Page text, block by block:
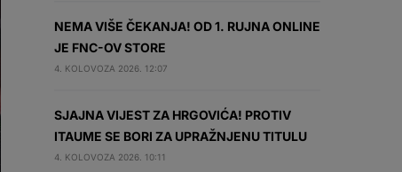
NEMA VIŠE ČEKANJA! OD 1. RUJNA ONLINE
JE FNC-OV STORE
4. KOLOVOZA 2026. 12:07
SJAJNA VIJEST ZA HRGOVIĆA! PROTIV
ITAUME SE BORI ZA UPRAŽNJENU TITULU
4. KOLOVOZA 2026. 10:11